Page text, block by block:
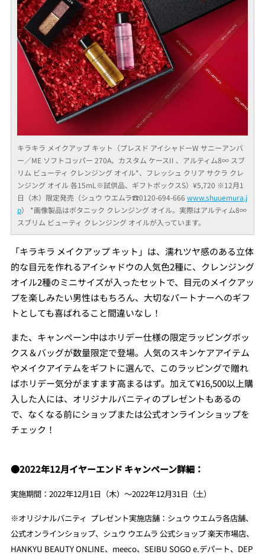
キラキラ メイクアップ キット（プレスド アイシャドーW サニーアンバ
ー／ME ソフトコッパー 270A、カスタム ケースII 、アルティム8∞ スブ
リム ビューティ クレンジング オイル*、フレッシュ クリア サクラ クレ
ンジング オイル 各15mL※試供品、ギフトボックスS）¥5,720 ※12月1
日（木）限定発売（シュウ ウエムラ☎︎0120-694-666 www.shuuemura.j
p） *画像製品はボタニック クレンジング オイル。実際はアルティム8∞
スブリム ビューティ クレンジング オイルが入っています。
「キラキラ メイクアップ キット」は、濡れツヤ感のある立体
的な目元を作れるアイシャドウの人気色2種に、クレンジング
オイル2種のミニサイズが入ったセットで、目元のメイクアッ
プを楽しみたい男性はもちろん、大切なパートナーへのギフ
トとしても喜ばれること間違いなし！
また、キャンペーン中はホリデー仕様の限定ラッピングボッ
クス＆バッグが数量限定で登場。人気のスキンケアアイテム
やメイクアイテムをギフトに選んで、このラッピングで贈れ
ばホリデー気分がますます高まるはず。加えて¥16,500以上購
入した人には、オリジナルバニティのプレゼントもあるの
で、なくなる前にショップまたは公式オンラインショップを
チェック！
●2022年12月イヤーエンド キャンペーン詳細：
実施期間：2022年12月1日（木）～2022年12月31日（土）
※オリジナルバニティ プレゼント実施店舗：シュウ ウエムラ各店舗、
公式オンラインショップ、シュウ ウエムラ 公式ショップ 楽天市場店、
HANKYU BEAUTY ONLINE、meeco、SEIBU SOGO e.デパート、DEP